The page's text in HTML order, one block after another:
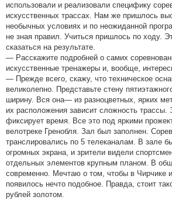
использовали и реализовали специфику
искусственных трассах. Нам же пришлось
необычных условиях и по неожиданной
не зная правил. Учиться пришлось по ходу.
сказаться на результате.
— Расскажите подробней о самих
искусственные тренажеры и, вообще,
— Прежде всего, скажу, что техническое
великолепно. Представьте стену
ширину. Вся она— из разноцветных, ярких
их расположения зависит сложность трассы.
фиксирует время. Все это под яркими
велотреке Гренобля. Зал был заполнен.
транслировались по 5 телеканалам. В зале
огромных экрана, и зрители видели
отдельных элементов крупным планом. В
современно. Мечтаю о том, чтобы в Чирчике
появилось нечто подобное. Правда, стоит
рублей золотом.